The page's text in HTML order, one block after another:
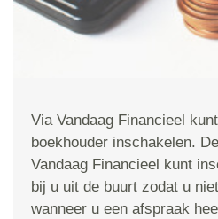
Via Vandaag Financieel
boekhouder inschakelen.
Vandaag Financieel kunt
bij u uit de buurt zodat u
wanneer u een afspraak